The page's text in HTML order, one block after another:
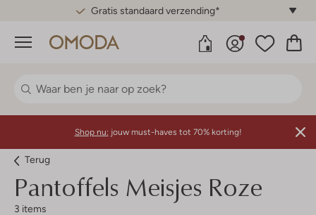
Gratis standaard verzending*
Menu
Shop nu: jouw must-haves tot 70% korting!
Terug
Pantoffels Meisjes Roze
3 items